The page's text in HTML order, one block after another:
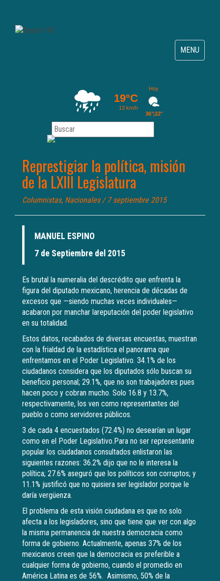
Toggle
navigation
MENU
Represtigiar la política, misión
de la LXIII Legislatura
Columnistas, Nacionales/ 7 septiembre 2015
MANUEL ESPINO
7 de Septiembre del 2015
Es brutal la numeralia del descrédito que enfrenta la
figura del diputado mexicano, herencia de décadas de
excesos que —siendo muchas veces individuales—
acabaron por manchar lareputación del poder legislativo
en su totalidad.
Estos datos, recabados de diversas encuestas, muestran
con la frialdad de la estadística el panorama que
enfrentamos en el Poder Legislativo. 34.1% de los
ciudadanos considera que los diputados sólo buscan su
beneficio personal; 29.1%, que no son trabajadores pues
hacen poco y cobran mucho. Solo 16.8 y 13.7%,
respectivamente, los ven como representantes del
pueblo o como servidores públicos.
3 de cada 4 encuestados (72.4%) no desearían un lugar
como en el Poder Legislativo.Para no ser representante
popular los ciudadanos consultados enlistaron las
siguientes razones: 36.2% dijo que no le interesa la
política; 27.6% aseguró que los políticos son corruptos; y
11.1% justificó que no quisiera ser legislador porque le
daría vergüenza.
El problema de esta visión ciudadana es que no solo
afecta a los legisladores, sino que tiene que ver con algo
la misma permanencia de nuestra democracia como
forma de gobierno. Actualmente, apenas 37% de los
mexicanos creen que la democracia es preferible a
cualquier forma de gobierno, cuando el promedio en
América Latina es de 56%. Asimismo, 50% de la